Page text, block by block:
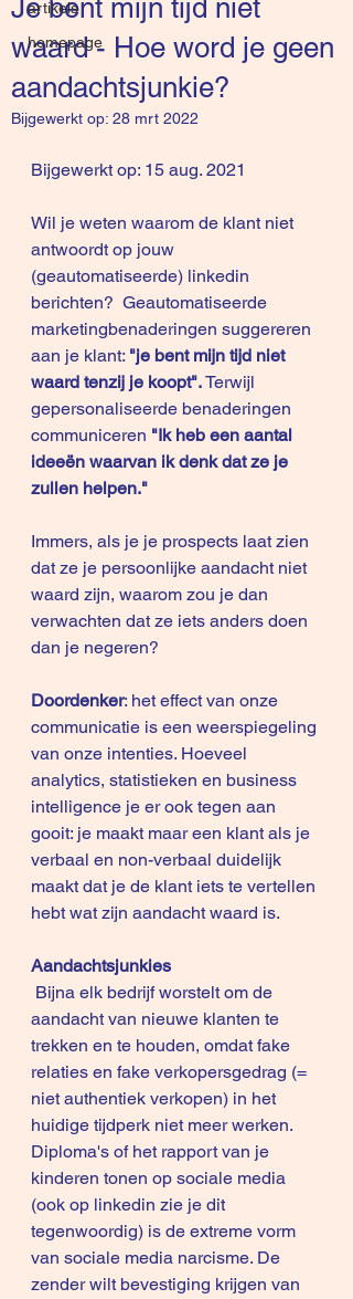
artikels
homepage
Je bent mijn tijd niet
waard - Hoe word je geen
aandachtsjunkie?
Bijgewerkt op: 28 mrt 2022
Bijgewerkt op: 15 aug. 2021
Wil je weten waarom de klant niet
antwoordt op jouw
(geautomatiseerde) linkedin
berichten?  Geautomatiseerde
marketingbenaderingen suggereren
aan je klant: "je bent mijn tijd niet
waard tenzij je koopt". Terwijl
gepersonaliseerde benaderingen
communiceren "Ik heb een aantal
ideeën waarvan ik denk dat ze je
zullen helpen."
Immers, als je je prospects laat zien
dat ze je persoonlijke aandacht niet
waard zijn, waarom zou je dan
verwachten dat ze iets anders doen
dan je negeren?
Doordenker: het effect van onze
communicatie is een weerspiegeling
van onze intenties. Hoeveel
analytics, statistieken en business
intelligence je er ook tegen aan
gooit: je maakt maar een klant als je
verbaal en non-verbaal duidelijk
maakt dat je de klant iets te vertellen
hebt wat zijn aandacht waard is.
Aandachtsjunkies
aandacht van nieuwe klanten te
trekken en te houden, omdat fake
relaties en fake verkopersgedrag (=
niet authentiek verkopen) in het
huidige tijdperk niet meer werken.
Diploma's of het rapport van je
kinderen tonen op sociale media
(ook op linkedin zie je dit
tegenwoordig) is de extreme vorm
van sociale media narcisme. De
zender wilt bevestiging krijgen van